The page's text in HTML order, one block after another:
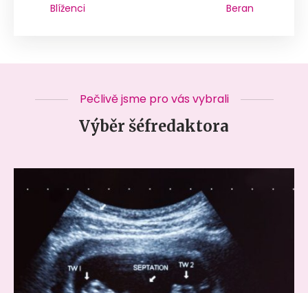
Blíženci Beran
Pečlivě jsme pro vás vybrali
Výběr šéfredaktora